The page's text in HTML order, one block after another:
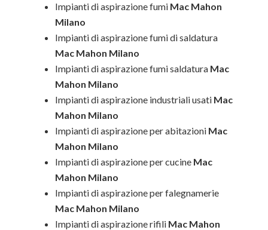
Impianti di aspirazione fumi Mac Mahon
Milano
Impianti di aspirazione fumi di saldatura
Mac Mahon Milano
Impianti di aspirazione fumi saldatura Mac
Mahon Milano
Impianti di aspirazione industriali usati Mac
Mahon Milano
Impianti di aspirazione per abitazioni Mac
Mahon Milano
Impianti di aspirazione per cucine Mac
Mahon Milano
Impianti di aspirazione per falegnamerie
Mac Mahon Milano
Impianti di aspirazione rifili Mac Mahon